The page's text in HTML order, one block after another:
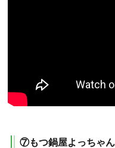
⑦もつ鍋屋よっちゃん